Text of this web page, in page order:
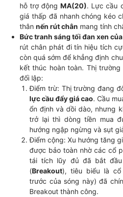
hỗ trợ độngMA(20). Lực cầu
giá thấp đã nhanh chóng kéo
thân nến rút chân mang tính
Bức tranh sáng tối đan xen
rút chân phát đi tín hiệu tích
còn quá sớm để khẳng định
kết thúc hoàn toàn. Thị
đối lập:
Điểm trừ: Thị trường đang
lực cầu đẩy giá cao. Cầu
ổn định và dồi dào, nhưng
trở lại thì dòng tiền mua
hướng ngập ngừng và sụt
Điểm cộng: Xu hướng tăng
được bảo toàn nhờ các cổ
tái tích lũy đủ đã bắt
(Breakout), tiêu biểu là cổ
trước của sóng này) đã
Breakout thành công.